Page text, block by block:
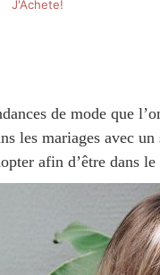
de mode que
les mariages avec un
afin d’être dans